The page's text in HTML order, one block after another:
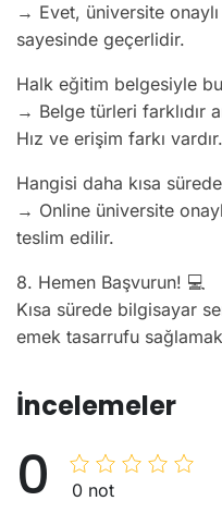
→ Evet, üniversite
sayesinde geçerlidir.
Halk eğitim belgesiyle bu
→ Belge türleri farklıdır
Hız ve erişim farkı vardır.
Hangisi daha kısa sürede
→ Online üniversite
teslim edilir.
8. Hemen Başvurun! 💻
Kısa sürede bilgisayar
emek tasarrufu
İncelemeler
0 0 not